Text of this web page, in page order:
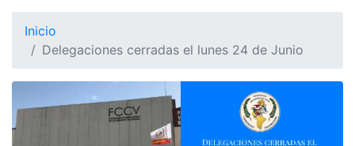
Inicio
Delegaciones cerradas el lunes 24 de Junio